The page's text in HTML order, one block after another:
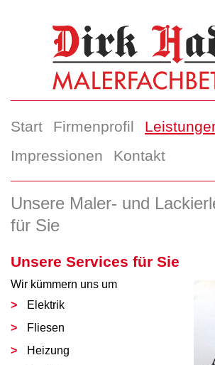
Start Firmenprofil
Impressionen
Kontakt
Unsere Maler- und
für Sie
Unsere Services für Sie
Wir kümmern uns um
Elektrik
Fliesen
Heizung